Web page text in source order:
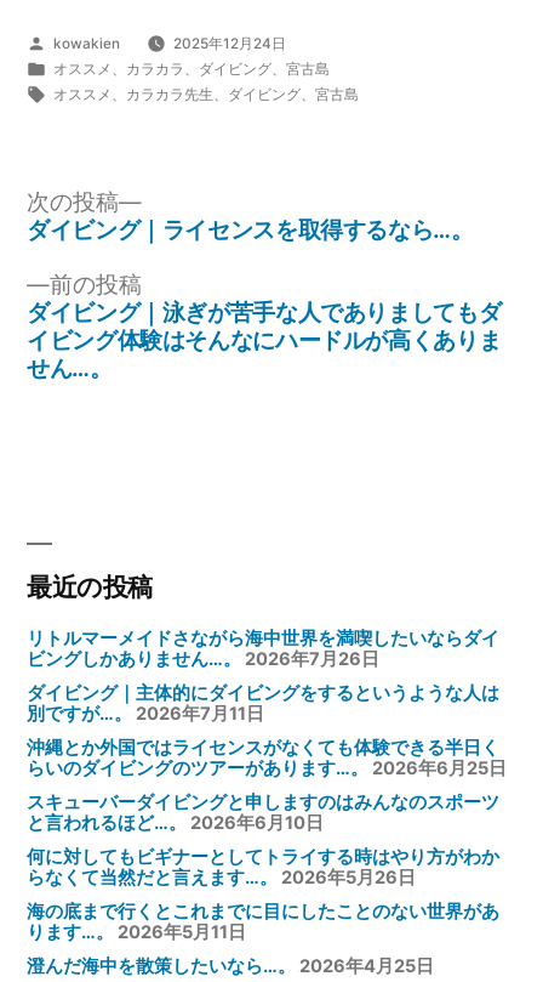
投
稿
者:
kowakien
2025年12月24日
カ
テ
オススメ カラカラ ダイビング、 宮古島
タ
オススメ カラカラ先生 ダイビング、 宮古島
稿
ナ
ビ
ョ
ン
前の投稿
の
投
ダイビング｜泳ぎが苦手な人でありましてもダ
イビング体験はそんなにハードルが高くありま
せん…。
次の投稿
次
の
ダイビング｜ライセンスを取得するなら…。
最近の投稿
リトルマーメイドさながら海中世界を満喫したいならダイ
ビングしかありません…。
2026年7月26日
ダイビング｜主体的にダイビングをするというような人は
別ですが…。
2026年7月11日
沖縄とか外国ではライセンスがなくても体験できる半日く
らいのダイビングのツアーがあります…。
2026年6月25日
スキューバーダイビングと申しますのはみんなのスポーツ
と言われるほど…。
2026年6月10日
何に対してもビギナーとしてトライする時はやり方がわか
らなくて当然だと言えます…。
2026年5月26日
海の底まで行くとこれまでに目にしたことのない世界があ
ります…。
2026年5月11日
澄んだ海中を散策したいなら…。
2026年4月25日